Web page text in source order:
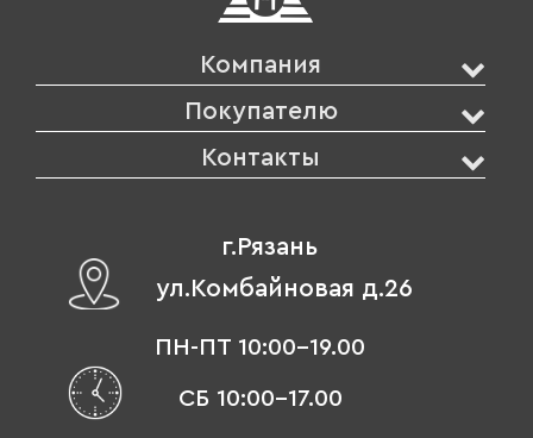
Компания
Покупателю
Контакты
г.Рязань
ул.Комбайновая д.26
ПН-ПТ 10:00-19.00
СБ 10:00-17.00